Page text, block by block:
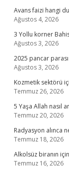
Avans faizi hangi
Ağustos 4, 2026
3 Yollu korner
Ağustos 3, 2026
2025 pancar
Ağustos 3, 2026
Kozmetik sektörü
Temmuz 26, 2026
5 Yaşa Allah nasıl
Temmuz 20, 2026
Radyasyon alınca
Temmuz 18, 2026
Alkolsüz biranın
Temmuz 16, 2026